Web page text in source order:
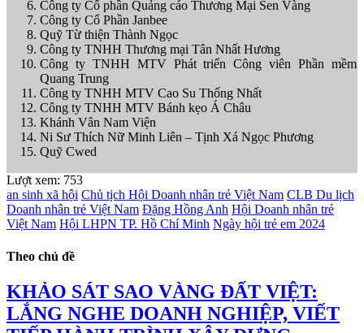
Công ty Cổ phần Quảng cáo Thương Mại Sen Vàng
Công ty Cổ Phần Janbee
Quỹ Từ thiện Thành Ngọc
Công ty TNHH Thương mại Tân Nhất Hương
Công ty TNHH MTV Phát triển Công viên Phần mềm
Quang Trung
Công ty TNHH MTV Cao Su Thống Nhất
Công ty TNHH MTV Bánh kẹo Á Châu
Khánh Vân Nam Viện
Ni Sư Thích Nữ Minh Liên – Tịnh Xá Ngọc Phương
Quỹ Cwed
Lượt xem: 753
an sinh xã hội Chủ tịch Hội Doanh nhân trẻ Việt Nam CLB Du lịch
Doanh nhân trẻ Việt Nam Đặng Hồng Anh Hội Doanh nhân trẻ
Việt Nam Hội LHPN TP. Hồ Chí Minh Ngày hội trẻ em 2024
Theo chủ đề
KHẢO SÁT SAO VÀNG ĐẤT VIỆT:
LẮNG NGHE DOANH NGHIỆP, VIẾT